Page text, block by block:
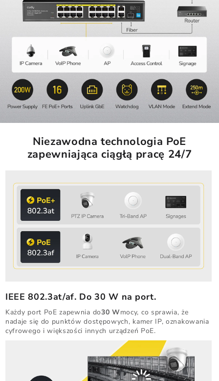
Niezawodna technologia PoE
zapewniająca ciągłą pracę 24/7
IEEE 802.3at/af. Do 30 W na port.
Każdy port PoE zapewnia do30 Wmocy, co sprawia, że ​​
nadaje się do punktów dostępowych, kamer IP, oznakowania
cyfrowego i większości innych urządzeń PoE.